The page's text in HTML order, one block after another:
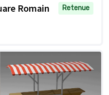
Romain
Retenue